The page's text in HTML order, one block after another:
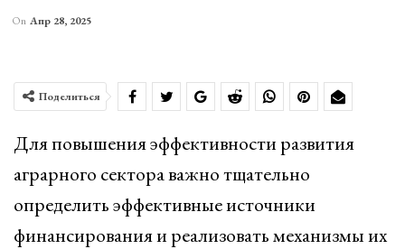
On Апр 28, 2025
Поделиться
Для повышения эффективности развития
аграрного сектора важно тщательно
определить эффективные источники
финансирования и реализовать механизмы их